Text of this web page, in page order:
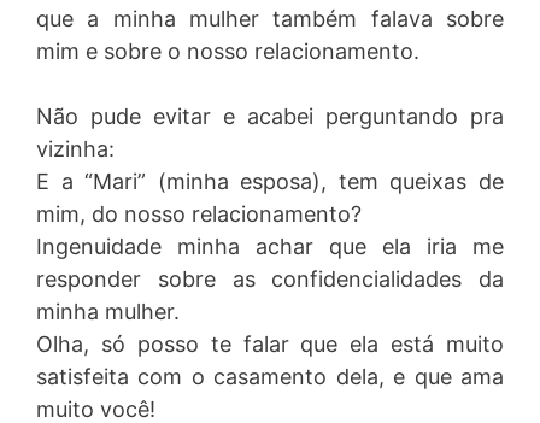
que a minha mulher também falava sobre
mim e sobre o nosso relacionamento.
Não pude evitar e acabei perguntando pra
vizinha:
E a “Mari” (minha esposa), tem queixas de
mim, do nosso relacionamento?
Ingenuidade minha achar que ela iria me
responder sobre as confidencialidades da
minha mulher.
Olha, só posso te falar que ela está muito
satisfeita com o casamento dela, e que ama
muito você!